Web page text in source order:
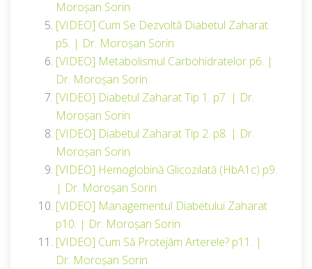
Moroșan Sorin
[VIDEO] Cum Se Dezvoltă Diabetul Zaharat
p5. | Dr. Moroșan Sorin
[VIDEO] Metabolismul Carbohidratelor p6. |
Dr. Moroșan Sorin
[VIDEO] Diabetul Zaharat Tip 1. p7. | Dr.
Moroșan Sorin
[VIDEO] Diabetul Zaharat Tip 2. p8. | Dr.
Moroșan Sorin
[VIDEO] Hemoglobină Glicozilată (HbA1c) p9.
| Dr. Moroșan Sorin
[VIDEO] Managementul Diabetului Zaharat
p10. | Dr. Moroșan Sorin
[VIDEO] Cum Să Protejăm Arterele? p11. |
Dr. Moroșan Sorin